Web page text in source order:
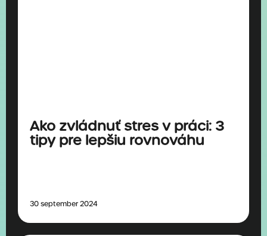
Ako zvládnuť stres v práci: 3
tipy pre lepšiu rovnováhu
30 september 2024